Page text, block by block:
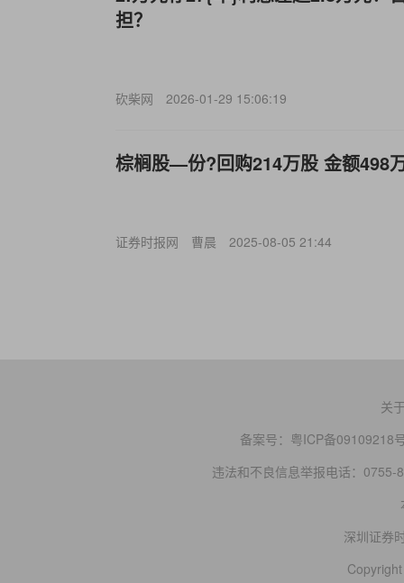
担？
砍柴网 2026-01-29 15:06:19
棕榈股—份?回购214万股 金额498
证券时报网 曹晨 2025-08-05 21:44
关
备案号： 粤ICP备09109218
违法和不良信息举报电话：0755-
深圳证券